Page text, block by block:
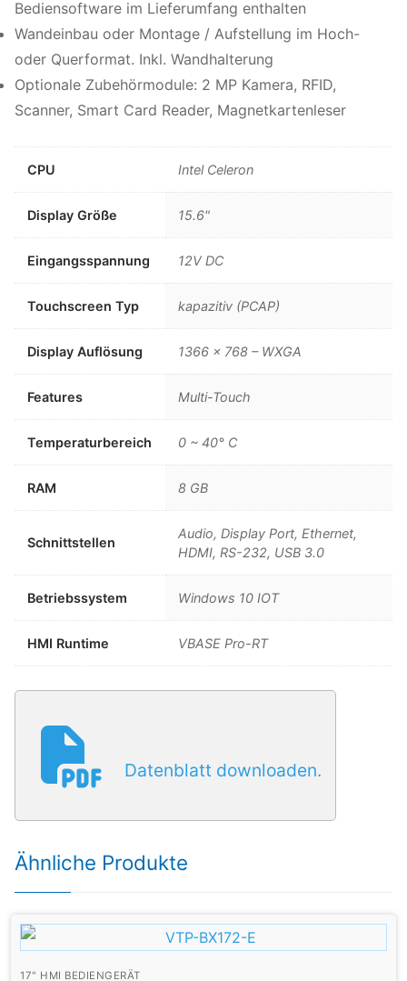
Bediensoftware im Lieferumfang enthalten
Wandeinbau oder Montage / Aufstellung im Hoch-
oder Querformat. Inkl. Wandhalterung
Optionale Zubehörmodule: 2 MP Kamera, RFID,
Scanner, Smart Card Reader, Magnetkartenleser
CPU Intel Celeron
Display Größe 15.6"
Eingangsspannung 12V DC
Touchscreen Typ kapazitiv (PCAP)
Display Auflösung 1366 x 768 – WXGA
Features Multi-Touch
Temperaturbereich 0 ~ 40° C
RAM 8 GB
Schnittstellen
Audio, Display Port, Ethernet,
HDMI, RS-232, USB 3.0
Betriebssystem Windows 10 IOT
HMI Runtime VBASE Pro-RT
Datenblatt downloaden.
Ähnliche Produkte
17" HMI BEDIENGERÄT